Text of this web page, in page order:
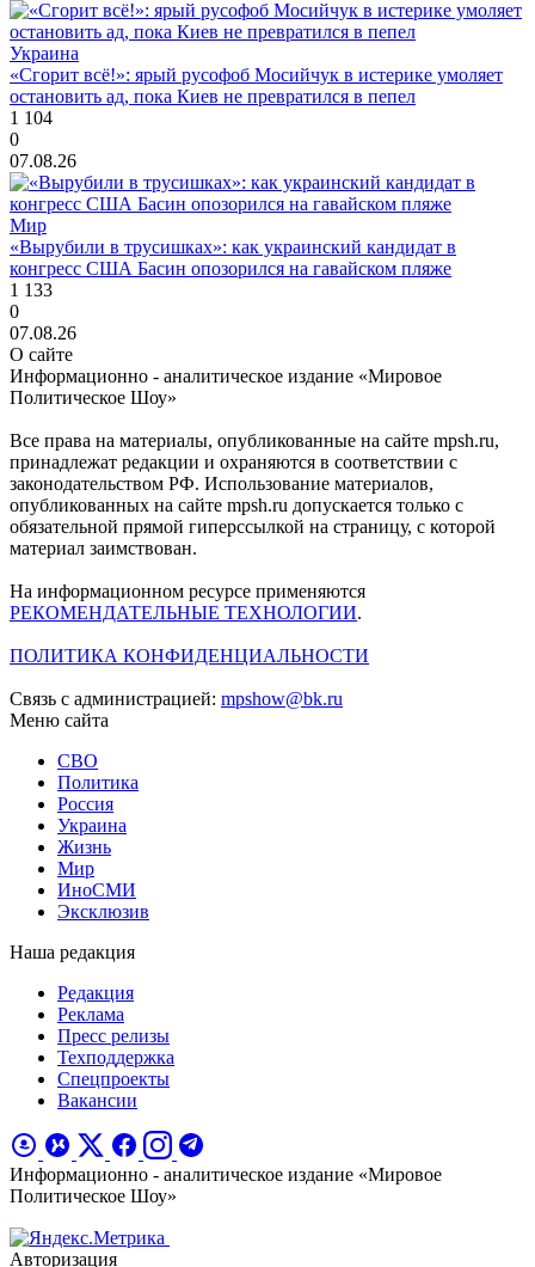
Украина
«Сгорит всё!»: ярый русофоб Мосийчук в истерике умоляет
остановить ад, пока Киев не превратился в пепел
1 104
0
07.08.26
Мир
«Вырубили в трусишках»: как украинский кандидат в
конгресс США Басин опозорился на гавайском пляже
1 133
0
07.08.26
О сайте
Информационно - аналитическое издание «Мировое
Политическое Шоу»
Все права на материалы, опубликованные на сайте mpsh.ru,
принадлежат редакции и охраняются в соответствии с
законодательством РФ. Использование материалов,
опубликованных на сайте mpsh.ru допускается только с
обязательной прямой гиперссылкой на страницу, с которой
материал заимствован.
На информационном ресурсе применяются
РЕКОМЕНДАТЕЛЬНЫЕ ТЕХНОЛОГИИ.
ПОЛИТИКА КОНФИДЕНЦИАЛЬНОСТИ
Связь с администрацией: mpshow@bk.ru
Меню сайта
СВО
Политика
Россия
Украина
Жизнь
Мир
ИноСМИ
Эксклюзив
Наша редакция
Редакция
Реклама
Пресс релизы
Техподдержка
Спецпроекты
Вакансии
Информационно - аналитическое издание «Мировое
Политическое Шоу»
Авторизация